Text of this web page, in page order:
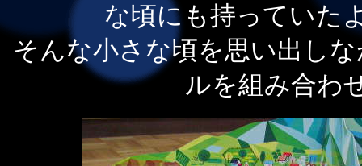
な頃にも持っていた
そんな小さな頃を思い出し
ルを組み合わ